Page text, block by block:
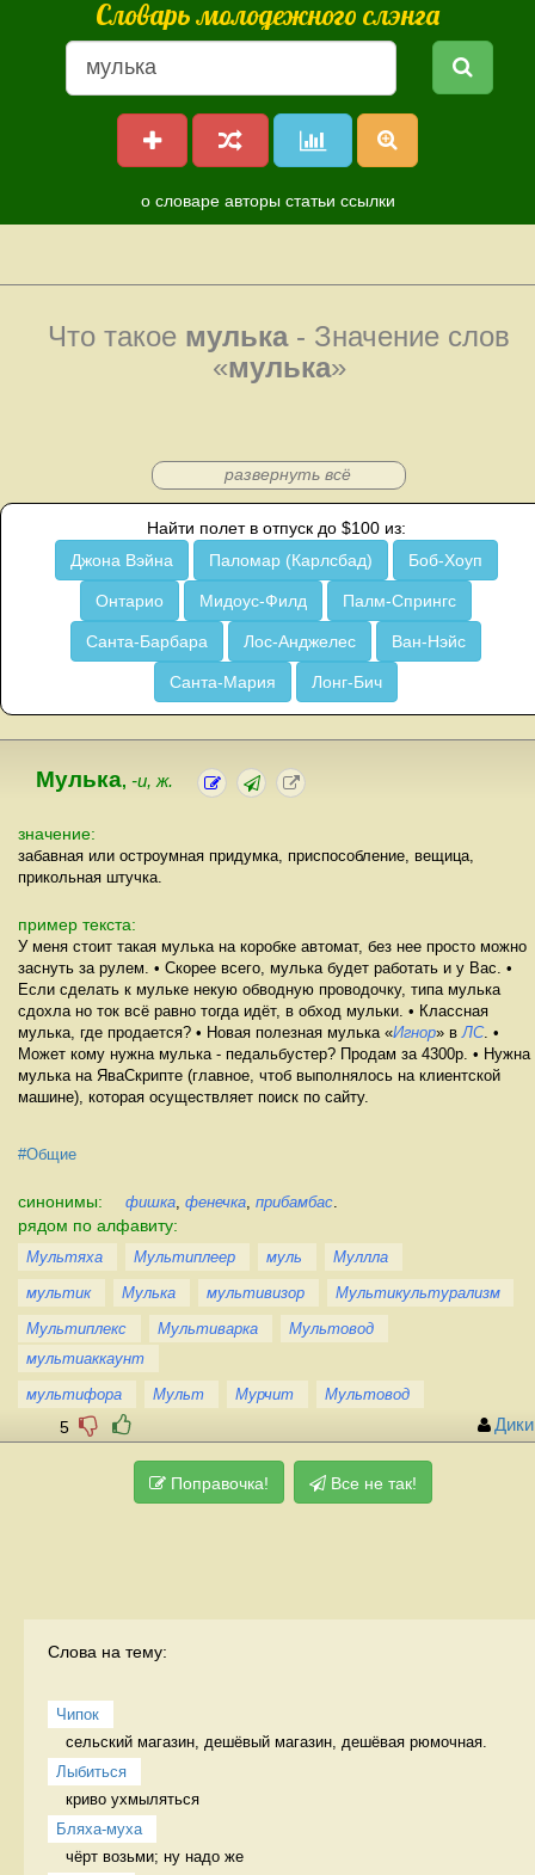
Словарь молодежного слэнга
о словаре авторы статьи ссылки
Что такое мулька- Значение слов
«мулька»
развернуть всё
Найти полет в отпуск до $100 из:
Джона Вэйна
Паломар (Карлсбад) Боб-Хоуп
Онтарио Мидоус-Филд Палм-Спрингс
Санта-Барбара Лос-Анджелес Ван-Нэйс
Санта-Мария Лонг-Бич
Мулька, -и, ж.
значение:
забавная или остроумная придумка, приспособление, вещица,
прикольная штучка.
пример текста:
У меня стоит такая мулька на коробке автомат, без нее просто можно
заснуть за рулем. • Скорее всего, мулька будет работать и у Вас. •
Если сделать к мульке некую обводную проводочку, типа мулька
сдохла но ток всё равно тогда идёт, в обход мульки. • Классная
мулька, где продается? • Новая полезная мулька «Игнор» в ЛС. •
Может кому нужна мулька - педальбустер? Продам за 4300р. • Нужна
мулька на ЯваСкрипте (главное, чтоб выполнялось на клиентской
машине), которая осуществляет поиск по сайту.
#Общие
синонимы: фишка фенечка прибамбас
рядом по алфавиту:
Мультяха Мультиплеер муль
Муллла
мультик
Мулька мультивизор
Мультикультурализм
Мультиплекс
Мультиварка
Мультовод
мультиаккаунт
мультифора
Мульт Мурчит Мультовод
5 Дики
Поправочка! Все не так!
Слова на тему:
Чипок
сельский магазин, дешёвый магазин, дешёвая рюмочная.
Лыбиться
криво ухмыляться
Бляха-муха
чёрт возьми; ну надо же